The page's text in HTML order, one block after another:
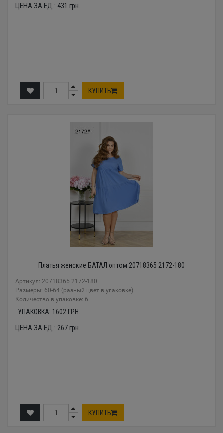
ЦЕНА ЗА ЕД.: 431 грн.
КУПИТЬ
Платья женские БАТАЛ оптом 20718365 2172-180
Артикул: 20718365 2172-180
Размеры: 60-64 (разный цвет в упаковке)
Количество в упаковке: 6
УПАКОВКА: 1602 ГРН.
ЦЕНА ЗА ЕД.: 267грн.
КУПИТЬ